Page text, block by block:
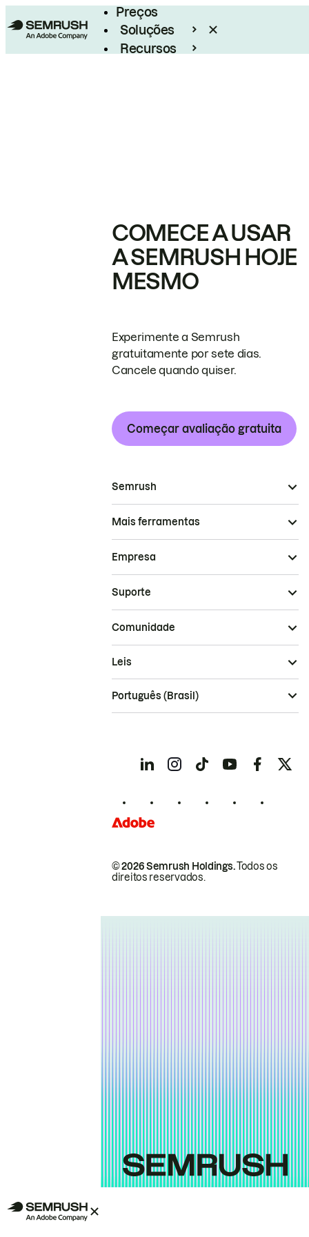
Preços
Soluções
Recursos
COMECE A USAR
A SEMRUSH HOJE
MESMO
Experimente a Semrush
gratuitamente por sete dias.
Cancele quando quiser.
Começar avaliação gratuita
Semrush
Mais ferramentas
Empresa
Suporte
Comunidade
© 2026 Semrush Holdings.Todos os
direitos reservados.
Leis
Português (Brasil)